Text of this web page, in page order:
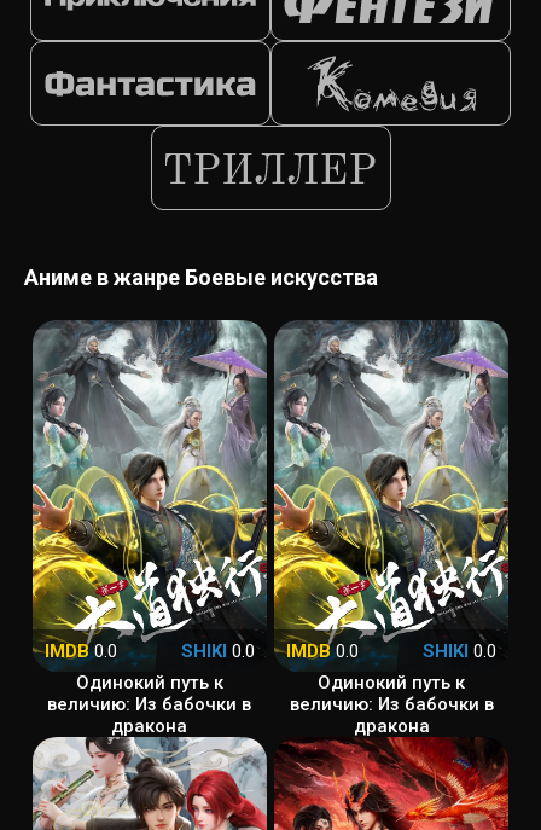
Аниме в жанре Боевые искусства
IMDB0.0 SHIKI 0.0
Одинокий путь к
величию: Из бабочки в
дракона
IMDB0.0 SHIKI 0.0
Одинокий путь к
величию: Из бабочки в
дракона